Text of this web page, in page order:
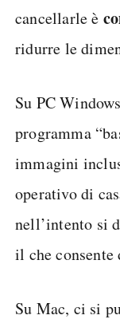
cancellarle è
ridurre le
Su PC
programma
immagini
operativo di
nell’intento si
il che
Su Mac, ci si